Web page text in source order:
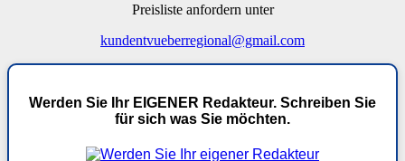
Preisliste anfordern unter
kundentvueberregional@gmail.com
Werden Sie Ihr EIGENER Redakteur. Schreiben Sie
für sich was Sie möchten.